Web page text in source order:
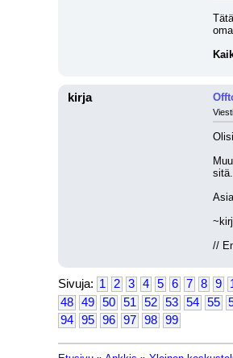
kirja
sitä.
//
Sivuja: 1 2 3 4 5 6 7 8 9
48
49 50 51 52 53 54 55
94
95 96 97 98 99